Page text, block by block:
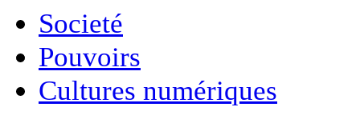
Societé
Pouvoirs
Cultures numériques